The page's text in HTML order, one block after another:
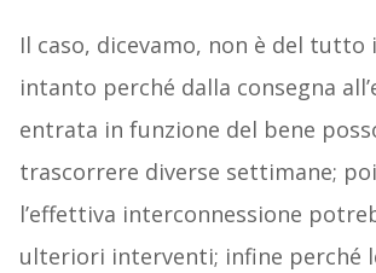
Il caso, dicevamo, non è del
intanto perché dalla consegna
entrata in funzione del bene
trascorrere diverse settimane;
l’effettiva interconnessione
ulteriori interventi; infine perché